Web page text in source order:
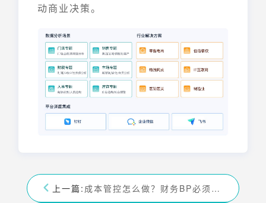
动商业决策。
上一篇: 成本管控怎么做？财务BP必须掌握的四个核心动作